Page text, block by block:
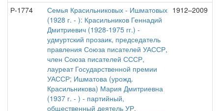
Р-1774
Семья Красильниковых - Ишматовых
(1928 г. - ): Красильников Геннадий
Дмитриевич (1928-1975 гг.) -
удмуртский прозаик, председатель
правления Союза писателей УАССР,
член Союза писателей СССР,
лауреат Государственной премии
УАССР; Ишматова (урожд.
Красильникова) Мария Дмитриевна
(1937 г. - ) - партийный,
общественный деятель УР,
1912–2009